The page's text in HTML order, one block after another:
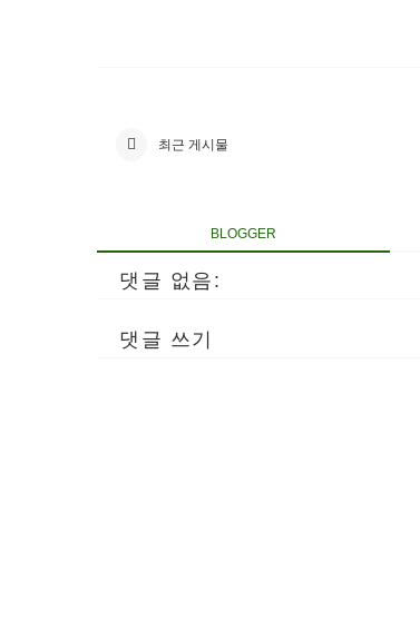
최근 게시물
BLOGGER
댓글 없음:
댓글 쓰기